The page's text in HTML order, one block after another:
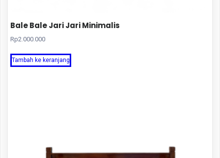
Bale Bale Jari Jari Minimalis
Rp2.000.000
Tambah ke keranjang